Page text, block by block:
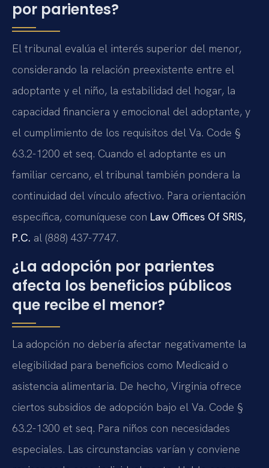
por parientes?
El tribunal evalúa el interés superior del menor,
considerando la relación preexistente entre el
adoptante y el niño, la estabilidad del hogar, la
capacidad financiera y emocional del adoptante, y
el cumplimiento de los requisitos del Va. Code §
63.2-1200 et seq. Cuando el adoptante es un
familiar cercano, el tribunal también pondera la
continuidad del vínculo afectivo. Para orientación
específica, comuníquese con Law Offices Of SRIS,
P.C. al (888) 437-7747.
¿La adopción por parientes
afecta los beneficios públicos
que recibe el menor?
La adopción no debería afectar negativamente la
elegibilidad para beneficios como Medicaid o
asistencia alimentaria. De hecho, Virginia ofrece
ciertos subsidios de adopción bajo el Va. Code §
63.2-1300 et seq. Para niños con necesidades
especiales. Las circunstancias varían y conviene